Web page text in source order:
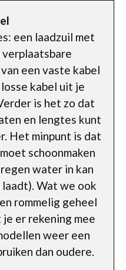
een laadzuil met
een vaste kabel
kabel uit je
is het zo dat
en lengtes kunt
Het minpunt is dat
schoonmaken
water in kan
Wat we ook
rommelig geheel
er rekening mee
weer een
dan oudere.